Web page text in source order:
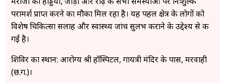
परामर्श प्राप्त करने का मौका मिल रहा है। यह पहल क्षेत्र के लोगों को
विशेष चिकित्सा सलाह और स्वास्थ्य जांच सुलभ कराने के उद्देश्य से की
गई है।
​शिविर का स्थान: आरोग्य श्री हॉस्पिटल, गायत्री मंदिर के पास, मरवाही
(छ.ग.)।